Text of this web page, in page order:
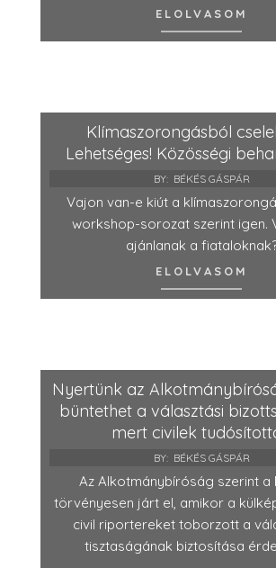
ELOLVASOM
Klímaszorongásból
Lehetséges! Közösségi
BY: BÉKÉS GÁSPÁR
Vajon van-e kiút a
workshop-sorozat szerint igen.
ajánlanak a
ELOLVASOM
Nyertünk az
büntethet a választási
mert civilek
BY: BÉKÉS GÁSPÁR
Az Alkotmánybíróság szerint a
törvényesen járt el, amikor a
civil riportereket toborzott a
tisztaságának biztosítása